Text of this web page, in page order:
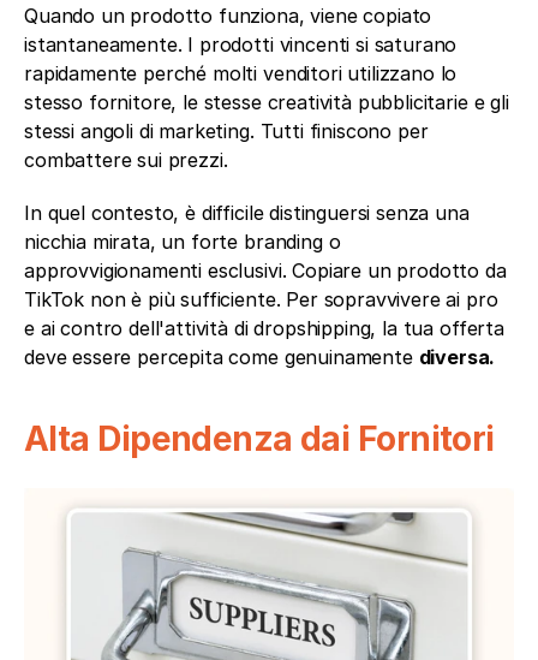
Quando un prodotto funziona, viene copiato
istantaneamente. I prodotti vincenti si saturano
rapidamente perché molti venditori utilizzano lo
stesso fornitore, le stesse creatività pubblicitarie e gli
stessi angoli di marketing. Tutti finiscono per
combattere sui prezzi.
In quel contesto, è difficile distinguersi senza una
nicchia mirata, un forte branding o
approvvigionamenti esclusivi. Copiare un prodotto da
TikTok non è più sufficiente. Per sopravvivere ai pro
e ai contro dell'attività di dropshipping, la tua offerta
deve essere percepita come genuinamente diversa.
Alta Dipendenza dai Fornitori